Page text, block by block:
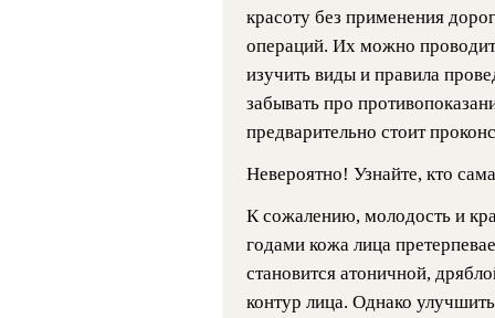
красоту без применения
операций. Их можно
изучить виды и правила
забывать про
предварительно стоит
Невероятно! Узнайте, кто
К сожалению, молодость и
годами кожа лица
становится атоничной,
контур лица. Однако